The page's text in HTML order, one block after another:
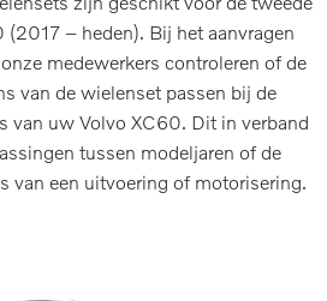
(2017 – heden). Bij het aanvragen
medewerkers controleren of de
van de wielenset passen bij de
van uw Volvo XC60. Dit in verband
tussen modeljaren of de
van een uitvoering of motorisering.